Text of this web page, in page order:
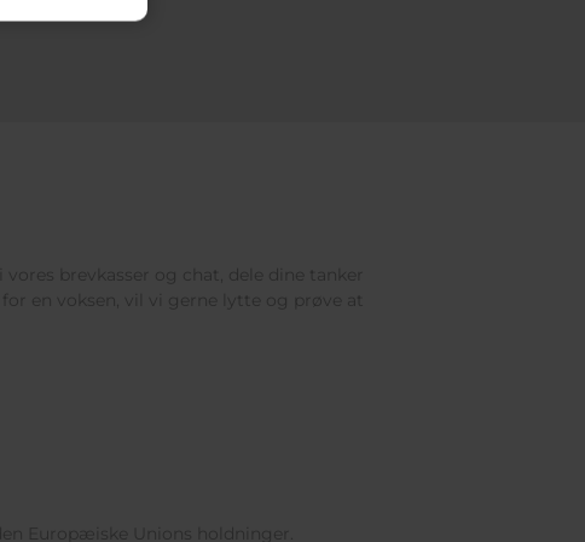
brevkasser og chat, dele dine tanker
en voksen, vil vi gerne lytte og prøve at
Europæiske Unions holdninger.